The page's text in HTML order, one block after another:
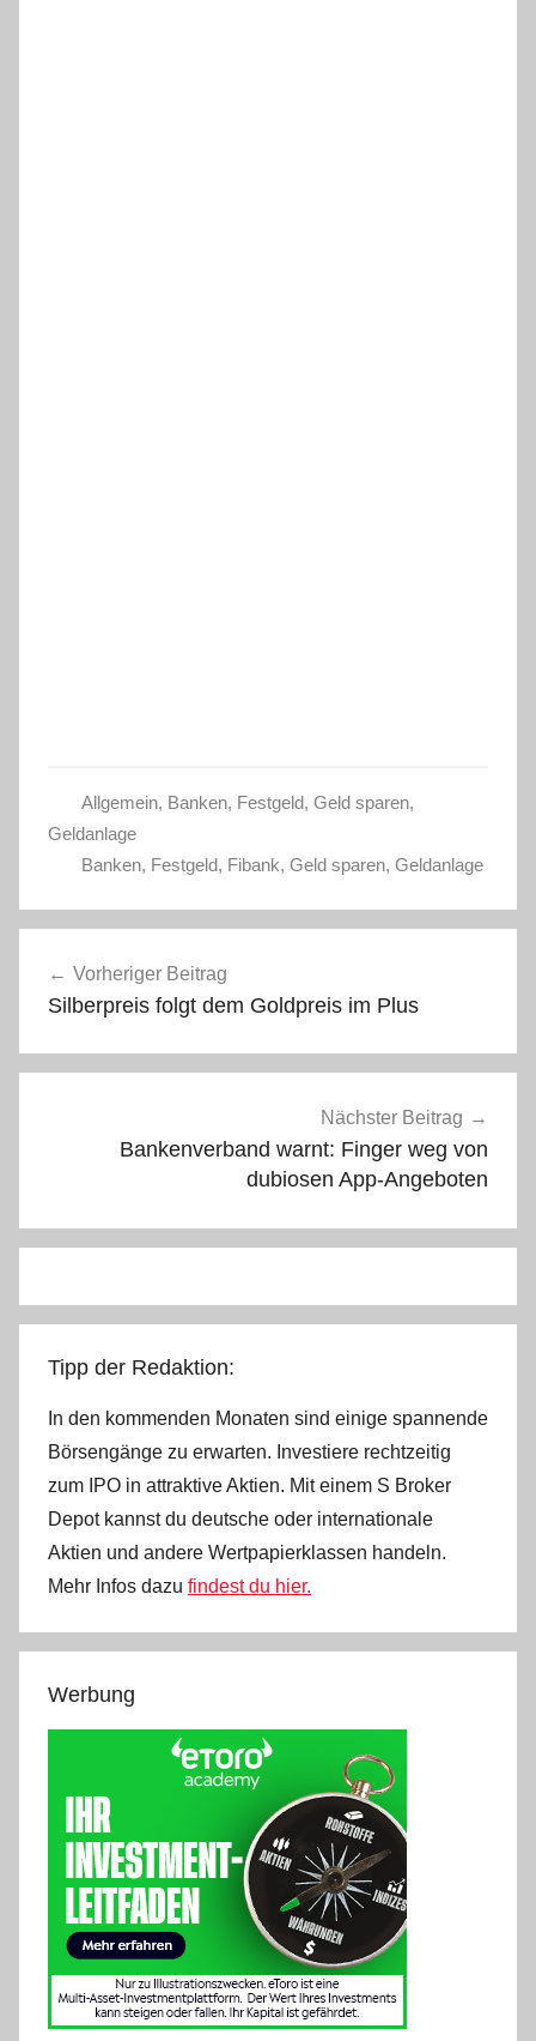
Allgemein, Banken, Festgeld, Geld sparen,
Geldanlage
Banken, Festgeld, Fibank, Geld sparen, Geldanlage
Vorheriger Beitrag
Silberpreis folgt dem Goldpreis im Plus
Nächster Beitrag
Bankenverband warnt: Finger weg von
dubiosen App-Angeboten
Tipp der Redaktion:
In den kommenden Monaten sind einige spannende
Börsengänge zu erwarten. Investiere rechtzeitig
zum IPO in attraktive Aktien. Mit einem S Broker
Depot kannst du deutsche oder internationale
Aktien und andere Wertpapierklassen handeln.
Mehr Infos dazu findest du hier.
Werbung